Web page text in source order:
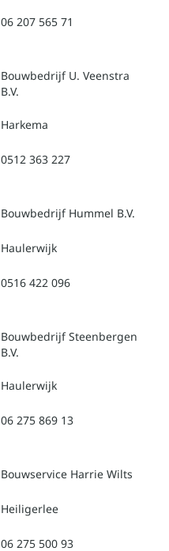
06 207 565 71
Bouwbedrijf U. Veenstra
B.V.
Harkema
0512 363 227
Bouwbedrijf Hummel B.V.
Haulerwijk
0516 422 096
Bouwbedrijf Steenbergen
B.V.
Haulerwijk
06 275 869 13
Bouwservice Harrie Wilts
Heiligerlee
06 275 500 93